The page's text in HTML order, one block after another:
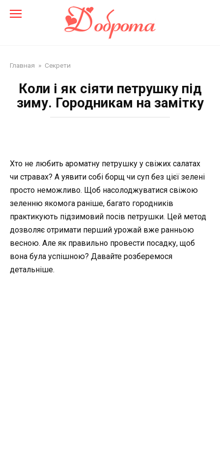
Главная » Секрети
Коли і як сіяти петрушку під
зиму. Городникам на замітку
Хто не любить ароматну петрушку у свіжих салатах
чи стравах? А уявити собі борщ чи суп без цієї зелені
просто неможливо. Щоб насолоджуватися свіжою
зеленню якомога раніше, багато городників
практикують підзимовий посів петрушки. Цей метод
дозволяє отримати перший урожай вже ранньою
весною. Але як правильно провести посадку, щоб
вона була успішною? Давайте розберемося
детальніше.